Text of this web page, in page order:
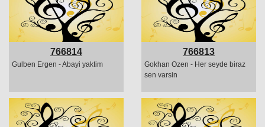
766814
Gulben Ergen - Abayi yaktim
766813
Gokhan Ozen - Her seyde biraz
sen varsin